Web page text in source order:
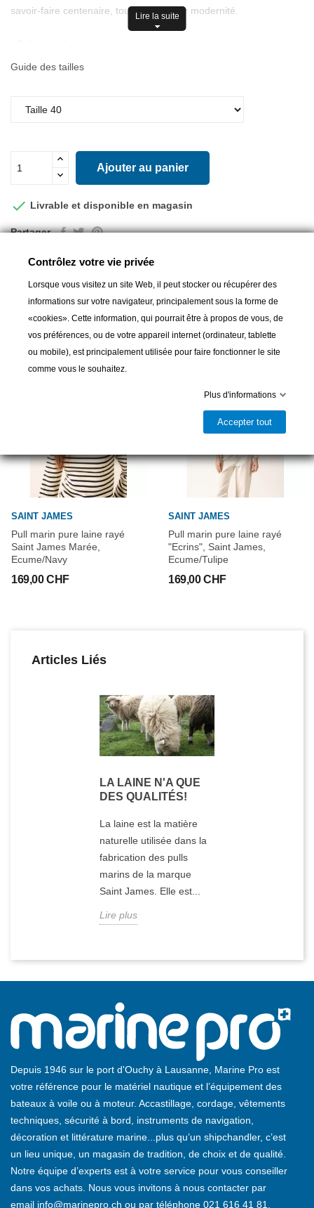
savoir-faire centenaire, tout comme leur modernité.
- Côte 1x1
- Manches longues
- Coupe droite
- Laine (100%)
Lire la suite
Guide des tailles
Ajouter au panier
 Livrable et disponible en magasin
Partager
16 autres produits dans la même
catégorie :
SAINT JAMES
Pull marin pure laine rayé
Saint James Marée,
Ecume/Navy
169,00 CHF
SAINT JAMES
Pull marin pure laine rayé
"Ecrins", Saint James,
Ecume/Tulipe
169,00 CHF
Articles Liés
LA LAINE N'A QUE
DES QUALITÉS!
La laine est la matière
naturelle utilisée dans la
fabrication des pulls
marins de la marque
Saint James. Elle est...
Lire plus
Depuis 1946 sur le port d'Ouchy à Lausanne, Marine Pro est
votre référence pour le matériel nautique et l’équipement des
bateaux à voile ou à moteur. Accastillage, cordage, vêtements
techniques, sécurité à bord, instruments de navigation,
décoration et littérature marine...plus qu’un shipchandler, c’est
un lieu unique, un magasin de tradition, de choix et de qualité.
Notre équipe d’experts est à votre service pour vous conseiller
dans vos achats. Nous vous invitons à nous contacter par
email info@marinepro.ch ou par téléphone 021 616 41 81
Contrôlez votre vie privée
Lorsque vous visitez un site Web, il peut stocker ou récupérer des
informations sur votre navigateur, principalement sous la forme de
«cookies». Cette information, qui pourrait être à propos de vous, de
vos préférences, ou de votre appareil internet (ordinateur, tablette
ou mobile), est principalement utilisée pour faire fonctionner le site
comme vous le souhaitez.
Plus d'informations
Accepter tout